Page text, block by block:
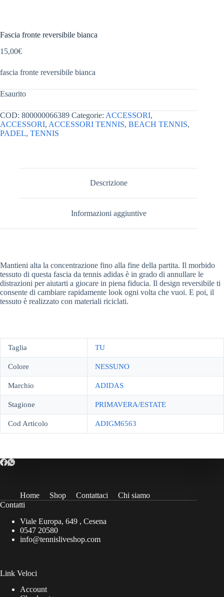
Fascia fronte reversibile bianca
15,00€
fascia fronte reversibile bianca
Esaurito
COD: 800000066389 Categorie: ACCESSORI,
ACCESSORI, ACCESSORI TENNIS, BEACH TENNIS,
PADEL, TENNIS
Descrizione
Informazioni aggiuntive
Mantieni alta la concentrazione fino alla fine della partita. Il morbido
tessuto di questa fascia da tennis adidas è in grado di annullare le
distrazioni per aiutarti a giocare in piena fiducia. Il design reversibile ti
consente di cambiare rapidamente look ogni volta che vuoi. E poi, il
tessuto è realizzato con materiali riciclati.
Taglia TU
Colore NESSUNO
Marchio ADIDAS
Stagione PRIMAVERA/ESTATE
Cod Articolo ADIGM6563
Home Shop Contattaci
Chi siamo
Contatti
Viale Europa, 649 , Cesena
0547 20580
info@tennisliveshop.com
Link Veloci
Account